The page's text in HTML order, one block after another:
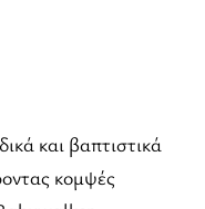
και βαπτιστικά
κομψές